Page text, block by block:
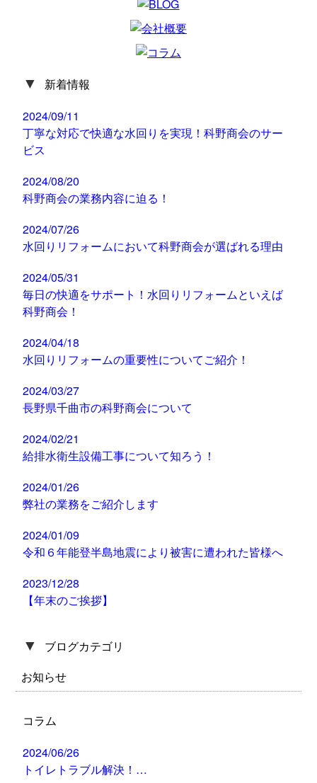
▼ 新着情報
2024/09/11
丁寧な対応で快適な水回りを実現！科野商会のサー
ビス
2024/08/20
科野商会の業務内容に迫る！
2024/07/26
水回りリフォームにおいて科野商会が選ばれる理由
2024/05/31
毎日の快適をサポート！水回りリフォームといえば
科野商会！
2024/04/18
水回りリフォームの重要性についてご紹介！
2024/03/27
長野県千曲市の科野商会について
2024/02/21
給排水衛生設備工事について知ろう！
2024/01/26
弊社の業務をご紹介します
2024/01/09
令和６年能登半島地震により被害に遭われた皆様へ
2023/12/28
【年末のご挨拶】
▼ ブログカテゴリ
お知らせ
コラム
2024/06/26
トイレトラブル解決！…